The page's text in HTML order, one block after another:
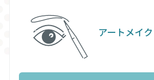
アートメイク